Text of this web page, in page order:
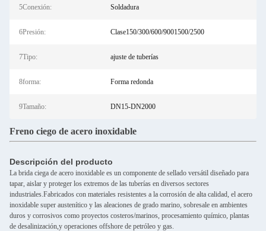
5Conexión: Soldadura
6Presión: Clase150/300/600/9001500/2500
7Tipo: ajuste de tuberías
8forma: Forma redonda
9Tamaño: DN15-DN2000
Freno ciego de acero inoxidable
Descripción del producto
La brida ciega de acero inoxidable es un componente de sellado versátil diseñado para
tapar, aislar y proteger los extremos de las tuberías en diversos sectores
industriales.Fabricados con materiales resistentes a la corrosión de alta calidad, el acero
inoxidable super austenítico y las aleaciones de grado marino, sobresale en ambientes
duros y corrosivos como proyectos costeros/marinos, procesamiento químico, plantas
de desalinización,y operaciones offshore de petróleo y gas.